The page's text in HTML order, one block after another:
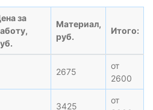
за
Материал,
руб.
Итого:
2675
от
2600
3425
от